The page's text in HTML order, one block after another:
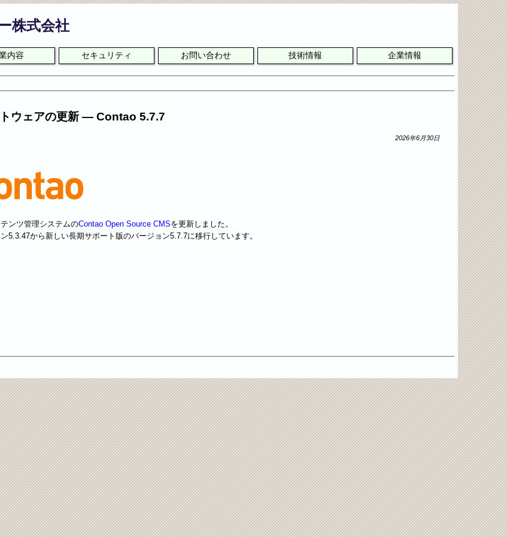
株式会社
内容 セキュリティ お問い合わせ 技術情報 企業情報
ウェアの更新 ― Contao 5.7.7
2026年6月30日
ンツ管理システムのContao Open Source CMSを更新しました。
5.3.47から新しい長期サポート版のバージョン5.7.7に移行しています。